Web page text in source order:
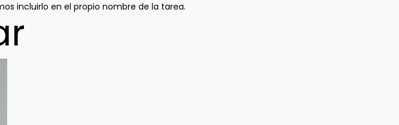
incluirlo en el propio nombre de la tarea.